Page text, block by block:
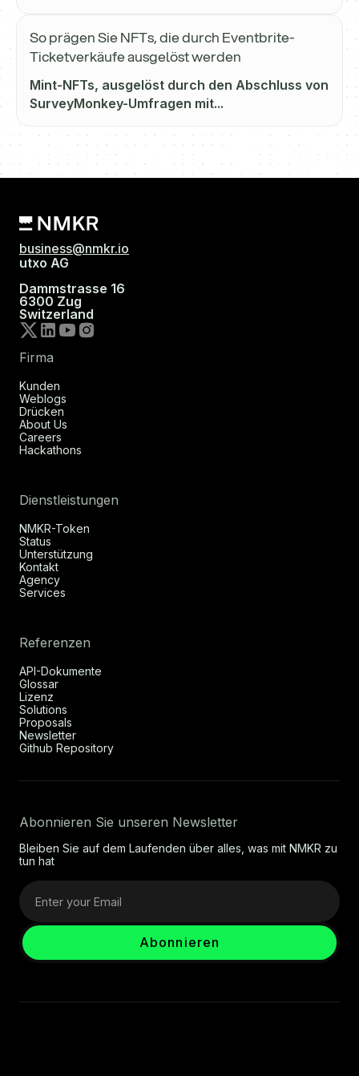
So prägen Sie NFTs, die durch Eventbrite-
Ticketverkäufe ausgelöst werden
Mint-NFTs, ausgelöst durch den Abschluss von
SurveyMonkey-Umfragen mit...
business@nmkr.io
utxo AG
Dammstrasse 16
6300 Zug
Switzerland
Firma
Kunden
Weblogs
Drücken
About Us
Careers
Hackathons
Dienstleistungen
NMKR-Token
Status
Unterstützung
Kontakt
Agency
Services
Referenzen
API-Dokumente
Glossar
Lizenz
Solutions
Proposals
Newsletter
Github Repository
Abonnieren Sie unseren Newsletter
Bleiben Sie auf dem Laufenden über alles, was mit NMKR zu
tun hat